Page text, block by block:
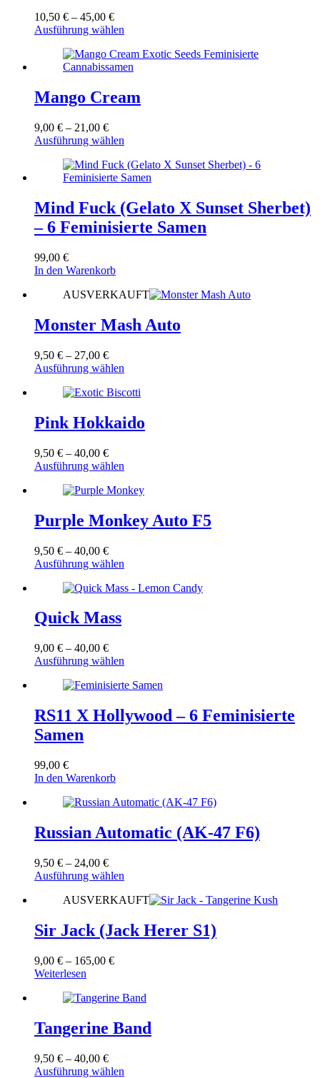
können
der
Produktseite
werden
10,50 € – 45,00 €Preisspanne:
10,50 €
45,00 €
Ausführung wählen
weist
mehrere
auf.
Die
auf
der
Produktseite
gewählt
Mango Cream
9,00 € – 21,00 €Preisspanne:
9,00 €
21,00 €
Ausführung wählen
weist
mehrere
auf.
Die
Optionen
gewählt
Mind Fuck (Gelato X Sunset Sherbet)
– 6 Feminisierte Samen
99,00 €
In den Warenkorb
AUSVERKAUFT
Monster Mash Auto
9,50 € – 27,00 €Preisspanne:
9,50 €
27,00 €
Ausführung wählen
weist
Varianten
auf.
können
der
gewählt
Pink Hokkaido
9,50 € – 40,00 €Preisspanne:
9,50 €
40,00 €
Ausführung wählen
weist
Varianten
auf.
können
der
Purple Monkey Auto F5
9,50 € – 40,00 €Preisspanne:
9,50 €
40,00 €
Ausführung wählen
weist
können
auf
der
gewählt
Quick Mass
9,00 € – 40,00 €Preisspanne:
9,00 €
40,00 €
Ausführung wählen
weist
Varianten
auf.
Produktseite
werden
RS11 X Hollywood – 6 Feminisierte
Samen
99,00 €
In den Warenkorb
Russian Automatic (AK-47 F6)
9,50 € – 24,00 €Preisspanne:
9,50 €
24,00 €
Ausführung wählen
weist
Varianten
auf.
der
gewählt
AUSVERKAUFT
Sir Jack (Jack Herer S1)
9,00 € – 165,00 €Preisspanne:
165,00 €
Weiterlesen
Tangerine Band
9,50 € – 40,00 €Preisspanne:
9,50 €
Ausführung wählen